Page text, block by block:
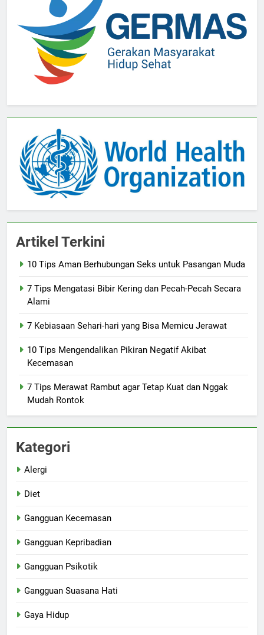
Artikel Terkini
10 Tips Aman Berhubungan Seks untuk Pasangan Muda
7 Tips Mengatasi Bibir Kering dan Pecah-Pecah Secara
Alami
7 Kebiasaan Sehari-hari yang Bisa Memicu Jerawat
10 Tips Mengendalikan Pikiran Negatif Akibat
Kecemasan
7 Tips Merawat Rambut agar Tetap Kuat dan Nggak
Mudah Rontok
Kategori
Alergi
Diet
Gangguan Kecemasan
Gangguan Kepribadian
Gangguan Psikotik
Gangguan Suasana Hati
Gaya Hidup